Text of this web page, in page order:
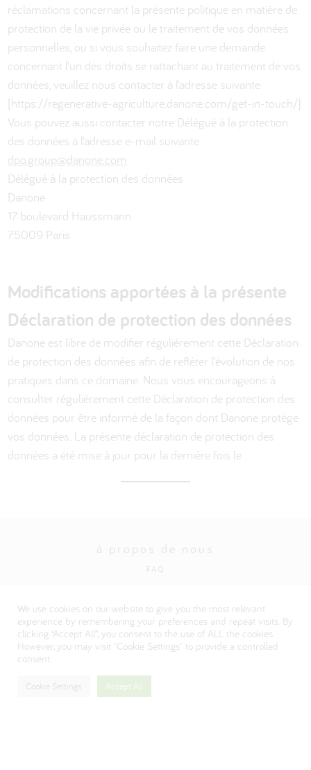
réclamations concernant la présente politique en matière de
protection de la vie privée ou le traitement de vos données
personnelles, ou si vous souhaitez faire une demande
concernant l’un des droits se rattachant au traitement de vos
données, veuillez nous contacter à l’adresse suivante
[https://regenerative-agriculture.danone.com/get-in-touch/]
Vous pouvez aussi contacter notre Délégué à la protection
des données à l’adresse e-mail suivante :
dpo.group@danone.com
Délégué à la protection des données
Danone
17 boulevard Haussmann
75009 Paris
Modifications apportées à la présente
Déclaration de protection des données
Danone est libre de modifier régulièrement cette Déclaration
de protection des données afin de refléter l’évolution de nos
pratiques dans ce domaine. Nous vous encourageons à
consulter régulièrement cette Déclaration de protection des
données pour être informé de la façon dont Danone protège
vos données. La présente déclaration de protection des
données a été mise à jour pour la dernière fois le
à propos de nous
FAQ
Visitez notre site institutionnel Danone
We use cookies on our website to give you the most relevant
experience by remembering your preferences and repeat visits. By
clicking “Accept All”, you consent to the use of ALL the cookies.
However, you may visit "Cookie Settings" to provide a controlled
consent.
Cookie Settings Accept All